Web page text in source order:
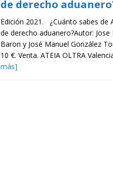
de derecho
Edición 2021. ¿Cuánto sabes de
de derecho aduanero?Autor: Jose
Baron y José Manuel González
10 €. Venta. ATEIA OLTRA
más]